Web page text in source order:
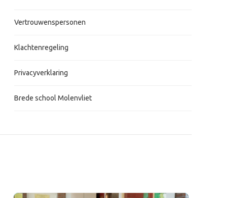
Vertrouwenspersonen
Klachtenregeling
Privacyverklaring
Brede school Molenvliet